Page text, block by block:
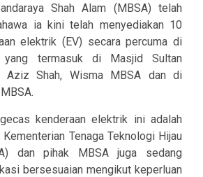
Shah Alam (MBSA) telah
ia kini telah menyediakan 10
elektrik (EV) secara percuma di
yang termasuk di Masjid Sultan
Aziz Shah, Wisma MBSA dan di
kenderaan elektrik ini adalah
Tenaga Teknologi Hijau
dan pihak MBSA juga sedang
bersesuaian mengikut keperluan